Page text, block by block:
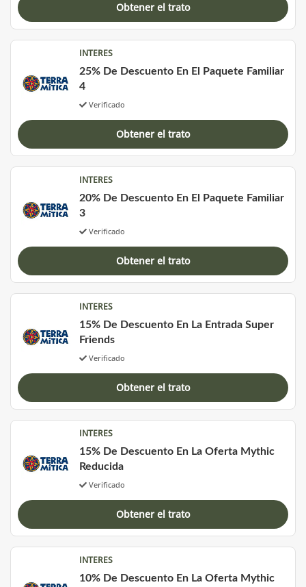
Obtener el trato
INTERES
25% De Descuento En El Paquete Familiar
4
Verificado
Obtener el trato
INTERES
20% De Descuento En El Paquete Familiar
3
Verificado
Obtener el trato
INTERES
15% De Descuento En La Entrada Super
Friends
Verificado
Obtener el trato
INTERES
15% De Descuento En La Oferta Mythic
Reducida
Verificado
Obtener el trato
INTERES
10% De Descuento En La Oferta Mythic